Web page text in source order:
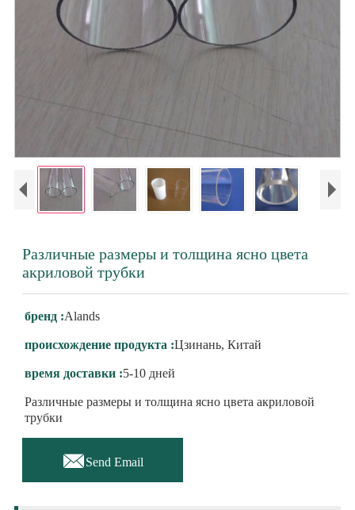
Различные размеры и толщина ясно цвета
акриловой трубки
бренд :Alands
происхождение продукта :Цзинань, Китай
время доставки :5-10 дней
Различные размеры и толщина ясно цвета акриловой
трубки
Send Email